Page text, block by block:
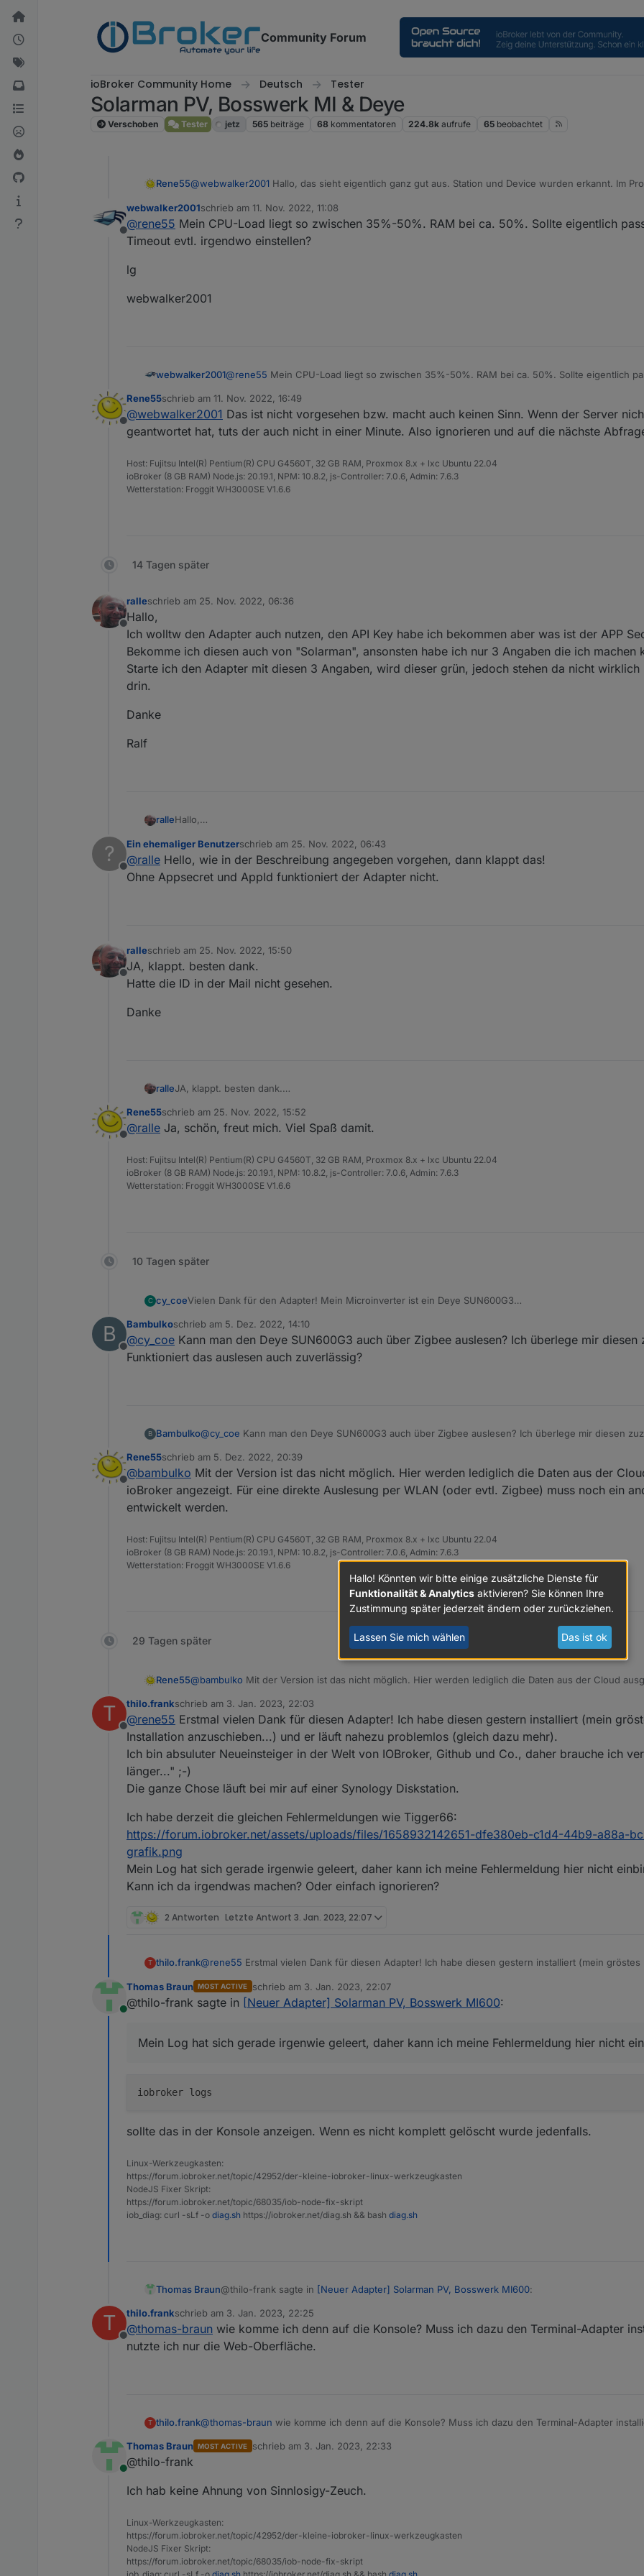
Weiter zum Inhalt
Community Forum
ioBroker Community Home Deutsch Tester
Solarman PV, Bosswerk MI & Deye
Verschoben Tester jetz 565 beiträge 68 kommentatoren 224.8k aufrufe 65 beobachtet
Rene55@webwalker2001 Hallo, das sieht eigentlich ganz gut aus. Station und Device wurden erkannt. Im
Spoiler
wie dubletten aus. Ist dein System sehr ausgelastet?
Ab und an kann eine Warnung wie diese
Offline
webwalker2001schrieb am 11. Nov. 2022, 11:08
zuletzt editiert von
@rene55 Mein CPU-Load liegt so zwischen 35%-50%. RAM bei ca. 50%. Sollte eigentlich
Timeout evtl. irgendwo einstellen?
lg
webwalker2001
webwalker2001@rene55 Mein CPU-Load liegt so zwischen 35%-50%. RAM bei ca. 50%. Sollte eigentlich
lg
webwalker2001
Offline
Rene55schrieb am 11. Nov. 2022, 16:49
zuletzt editiert von
@webwalker2001 Das ist nicht vorgesehen bzw. macht auch keinen Sinn. Wenn der Server
geantwortet hat, tuts der auch nicht in einer Minute. Also ignorieren und auf die nächste
Host: Fujitsu Intel(R) Pentium(R) CPU G4560T, 32 GB RAM, Proxmox 8.x + lxc Ubuntu 22.04
ioBroker (8 GB RAM) Node.js: 20.19.1, NPM: 10.8.2, js-Controller: 7.0.6, Admin: 7.6.3
Wetterstation: Froggit WH3000SE V1.6.6
14 Tagen später
Offline
ralleschrieb am 25. Nov. 2022, 06:36
zuletzt editiert von
Hallo,
Ich wolltw den Adapter auch nutzen, den API Key habe ich bekommen aber was ist der APP
Bekomme ich diesen auch von "Solarman", ansonsten habe ich nur 3 Angaben die ich machen
Starte ich den Adapter mit diesen 3 Angaben, wird dieser grün, jedoch stehen da nicht wirklich
drin.
Danke
Ralf
ralleHallo,
Starte ich den Adapter mit diesen 3 Angaben, wird dieser grün, jedoch stehen da nicht wirklich
Danke
Ralf
?
Offline
Ein ehemaliger Benutzerschrieb am 25. Nov. 2022, 06:43
zuletzt editiert von
@ralle Hello, wie in der Beschreibung angegeben vorgehen, dann klappt das!
Ohne Appsecret und AppId funktioniert der Adapter nicht.
Offline
ralleschrieb am 25. Nov. 2022, 15:50
zuletzt editiert von
JA, klappt. besten dank.
Hatte die ID in der Mail nicht gesehen.
Danke
ralleJA, klappt. besten dank.
Danke
Offline
Rene55schrieb am 25. Nov. 2022, 15:52
zuletzt editiert von
@ralle Ja, schön, freut mich. Viel Spaß damit.
Host: Fujitsu Intel(R) Pentium(R) CPU G4560T, 32 GB RAM, Proxmox 8.x + lxc Ubuntu 22.04
ioBroker (8 GB RAM) Node.js: 20.19.1, NPM: 10.8.2, js-Controller: 7.0.6, Admin: 7.6.3
Wetterstation: Froggit WH3000SE V1.6.6
10 Tagen später
C cy_coeVielen Dank für den Adapter! Mein Microinverter ist ein Deye SUN600G3
B
Offline
Bambulkoschrieb am 5. Dez. 2022, 14:10
zuletzt editiert von
@cy_coe Kann man den Deye SUN600G3 auch über Zigbee auslesen? Ich überlege mir diesen
Funktioniert das auslesen auch zuverlässig?
B Bambulko@cy_coe Kann man den Deye SUN600G3 auch über Zigbee auslesen? Ich überlege mir diesen
Offline
Rene55schrieb am 5. Dez. 2022, 20:39
zuletzt editiert von
@bambulko Mit der Version ist das nicht möglich. Hier werden lediglich die Daten aus der
ioBroker angezeigt. Für eine direkte Auslesung per WLAN (oder evtl. Zigbee) muss noch ein
entwickelt werden.
Host: Fujitsu Intel(R) Pentium(R) CPU G4560T, 32 GB RAM, Proxmox 8.x + lxc Ubuntu 22.04
ioBroker (8 GB RAM) Node.js: 20.19.1, NPM: 10.8.2, js-Controller: 7.0.6, Admin: 7.6.3
Wetterstation: Froggit WH3000SE V1.6.6
29 Tagen später
Rene55@bambulko Mit der Version ist das nicht möglich. Hier werden lediglich die Daten aus der Cloud
werden.
T
Offline
thilo.frankschrieb am 3. Jan. 2023, 22:03
zuletzt editiert von
@rene55 Erstmal vielen Dank für diesen Adapter! Ich habe diesen gestern installiert (mein
Installation anzuschieben...) und er läuft nahezu problemlos (gleich dazu mehr).
Ich bin absuluter Neueinsteiger in der Welt von IOBroker, Github und Co., daher brauche ich
länger..." ;-)
Die ganze Chose läuft bei mir auf einer Synology Diskstation.
Ich habe derzeit die gleichen Fehlermeldungen wie Tigger66:
https://forum.iobroker.net/assets/uploads/files/1658932142651-dfe380eb-c1d4-44b9-a88a-
grafik.png
Mein Log hat sich gerade irgenwie geleert, daher kann ich meine Fehlermeldung hier nicht
Kann ich da irgendwas machen? Oder einfach ignorieren?
2 Antworten Letzte Antwort 3. Jan. 2023, 22:07
T thilo.frank@rene55 Erstmal vielen Dank für diesen Adapter! Ich habe diesen gestern installiert (mein gröstes
Ich bin absuluter Neueinsteiger in der Welt von IOBroker, Github und Co., daher brauche ich
;-)
Ich habe derzeit die gleichen Fehlermeldungen wie Tigger66:
https://forum.iobroker.net/assets/uploads/files/1658932142651-dfe380eb-c1d4-44b9-a88a-
Online
Thomas Braun MOST ACTIVE schrieb am 3. Jan. 2023, 22:07
zuletzt editiert von
@thilo-frank sagte in [Neuer Adapter] Solarman PV, Bosswerk MI600:
Mein Log hat sich gerade irgenwie geleert, daher kann ich meine Fehlermeldung hier nicht
sollte das in der Konsole anzeigen. Wenn es nicht komplett gelöscht wurde jedenfalls.
Linux-Werkzeugkasten:
https://forum.iobroker.net/topic/42952/der-kleine-iobroker-linux-werkzeugkasten
NodeJS Fixer Skript:
https://forum.iobroker.net/topic/68035/iob-node-fix-skript
iob_diag: curl -sLf -o diag.sh https://iobroker.net/diag.sh && bash diag.sh
Thomas Braun@thilo-frank sagte in [Neuer Adapter] Solarman PV, Bosswerk MI600:
Mein Log hat sich gerade irgenwie geleert, daher kann ich meine Fehlermeldung hier nicht
T
Offline
thilo.frankschrieb am 3. Jan. 2023, 22:25
zuletzt editiert von
@thomas-braun wie komme ich denn auf die Konsole? Muss ich dazu den Terminal-Adapter
nutzte ich nur die Web-Oberfläche.
T thilo.frank@thomas-braun wie komme ich denn auf die Konsole? Muss ich dazu den Terminal-Adapter
Online
Thomas Braun MOST ACTIVE schrieb am 3. Jan. 2023, 22:33
zuletzt editiert von
@thilo-frank
Ich hab keine Ahnung von Sinnlosigy-Zeuch.
Linux-Werkzeugkasten:
https://forum.iobroker.net/topic/42952/der-kleine-iobroker-linux-werkzeugkasten
NodeJS Fixer Skript:
https://forum.iobroker.net/topic/68035/iob-node-fix-skript
Hallo! Könnten wir bitte einige zusätzliche Dienste für
Funktionalität & Analytics aktivieren? Sie können Ihre
Zustimmung später jederzeit ändern oder zurückziehen.
Lassen Sie mich wählen Das ist ok